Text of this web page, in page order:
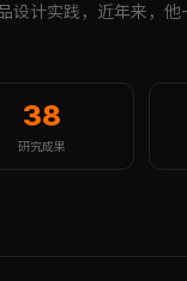
计实践，近年来，
38
研究成果